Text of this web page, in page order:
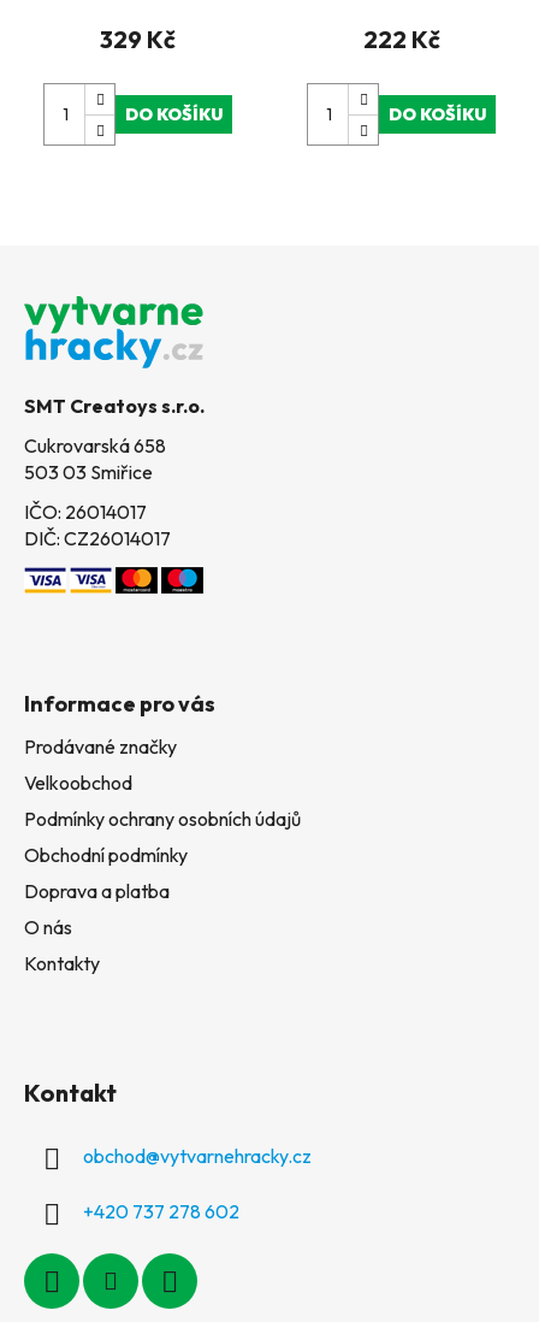
329 Kč
DO KOŠÍKU
222 Kč
DO KOŠÍKU
SMT Creatoys s.r.o.
Cukrovarská 658
503 03 Smiřice
IČO: 26014017
DIČ: CZ26014017
Informace pro vás
Prodávané značky
Velkoobchod
Podmínky ochrany osobních údajů
Obchodní podmínky
Doprava a platba
O nás
Kontakty
Kontakt
obchod@vytvarnehracky.cz
+420 737 278 602